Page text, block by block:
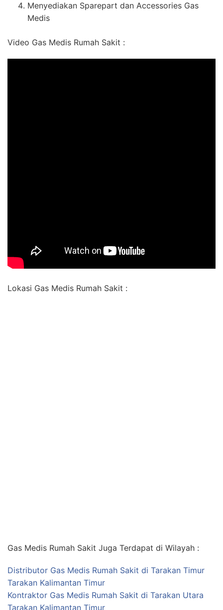
Menyediakan Sparepart dan Accessories Gas
Medis
Video Gas Medis Rumah Sakit :
Lokasi Gas Medis Rumah Sakit :
Gas Medis Rumah Sakit Juga Terdapat di Wilayah :
Distributor Gas Medis Rumah Sakit di Tarakan Timur
Tarakan Kalimantan Timur
Kontraktor Gas Medis Rumah Sakit di Tarakan Utara
Tarakan Kalimantan Timur